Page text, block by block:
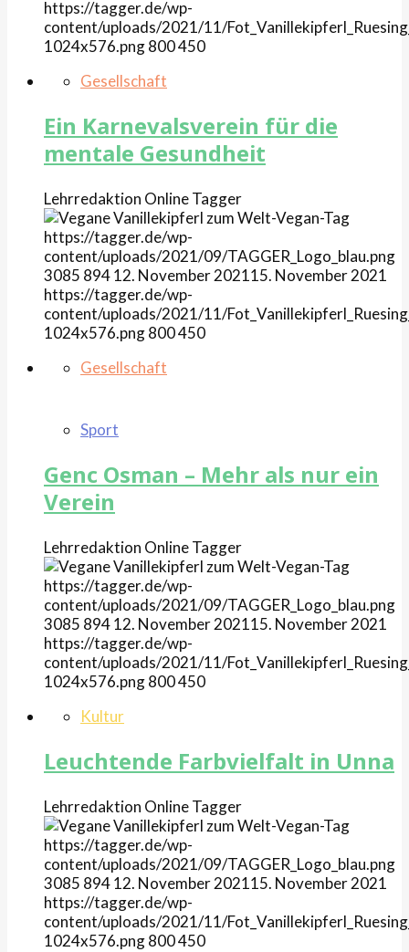
https://tagger.de/wp-
content/uploads/2021/11/
1024x576.png800450
Gesellschaft
Ein Karnevalsverein für die
mentale Gesundheit
Lehrredaktion OnlineTagger
https://tagger.de/wp-
content/uploads/2021/09/TAGGER_Logo_blau.png
3085 89412. November 202115. November 2021
https://tagger.de/wp-
content/uploads/2021/11/
1024x576.png800450
Gesellschaft
Sport
Genc Osman – Mehr als nur ein
Verein
Lehrredaktion OnlineTagger
https://tagger.de/wp-
content/uploads/2021/09/TAGGER_Logo_blau.png
3085 89412. November 202115. November 2021
https://tagger.de/wp-
content/uploads/2021/11/
1024x576.png800450
Kultur
Leuchtende Farbvielfalt in Unna
Lehrredaktion OnlineTagger
https://tagger.de/wp-
content/uploads/2021/09/TAGGER_Logo_blau.png
3085 89412. November 202115. November 2021
https://tagger.de/wp-
content/uploads/2021/11/
1024x576.png800450